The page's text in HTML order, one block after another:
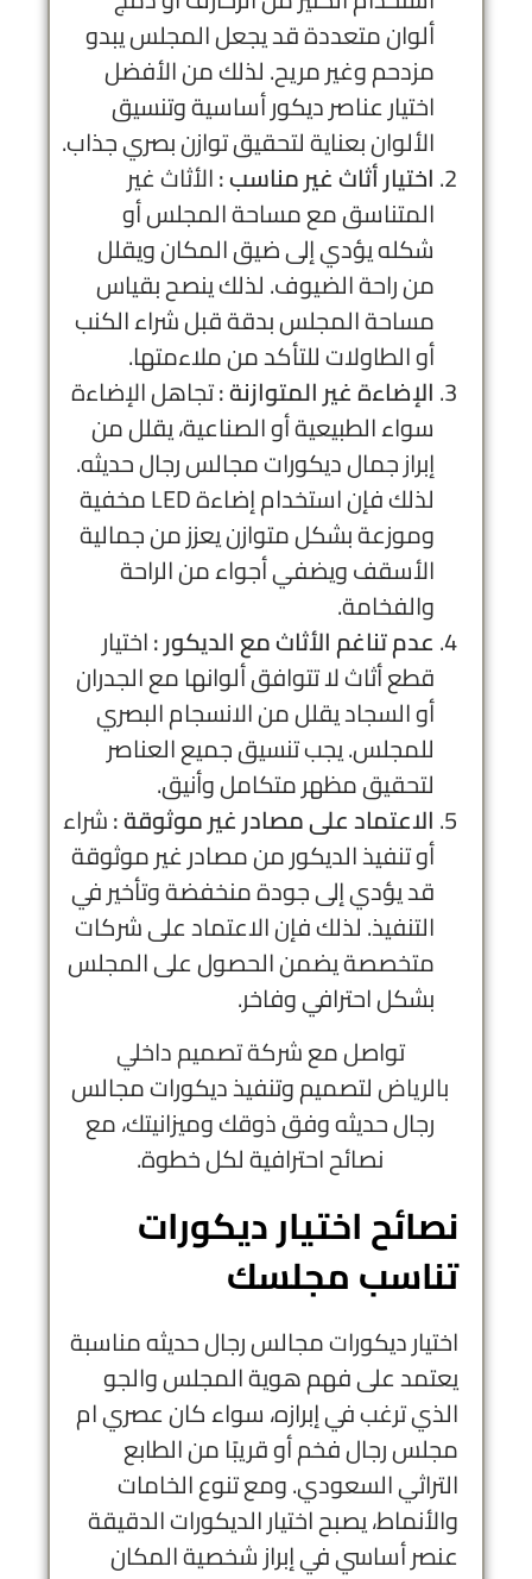
ألوان متعددة قد يجعل المجلس يبدو
مزدحم وغير مريح. لذلك من الأفضل
اختيار عناصر ديكور أساسية وتنسيق
الألوان بعناية لتحقيق توازن بصري جذاب.
اختيار أثاث غير مناسب :الأثاث غير
المتناسق مع مساحة المجلس أو
شكله يؤدي إلى ضيق المكان ويقلل
من راحة الضيوف. لذلك ينصح بقياس
مساحة المجلس بدقة قبل شراء الكنب
أو الطاولات للتأكد من ملاءمتها.
الإضاءة غير المتوازنة :تجاهل الإضاءة
سواء الطبيعية أو الصناعية، يقلل من
إبراز جمال ديكورات مجالس رجال حديثه.
لذلك فإن استخدام إضاءة LED مخفية
وموزعة بشكل متوازن يعزز من جمالية
الأسقف ويضفي أجواء من الراحة
والفخامة.
عدم تناغم الأثاث مع الديكور :اختيار
قطع أثاث لا تتوافق ألوانها مع الجدران
أو السجاد يقلل من الانسجام البصري
للمجلس. يجب تنسيق جميع العناصر
لتحقيق مظهر متكامل وأنيق.
الاعتماد على مصادر غير موثوقة :شراء
أو تنفيذ الديكور من مصادر غير موثوقة
قد يؤدي إلى جودة منخفضة وتأخير في
التنفيذ. لذلك فإن الاعتماد على شركات
متخصصة يضمن الحصول على المجلس
بشكل احترافي وفاخر.
تواصل معشركة تصميم داخلي
بالرياضلتصميم وتنفيذ ديكورات مجالس
رجال حديثه وفق ذوقك وميزانيتك، مع
نصائح احترافية لكل خطوة.
نصائح اختيار ديكورات
تناسب مجلسك
اختيار ديكورات مجالس رجال حديثه مناسبة
يعتمد على فهم هوية المجلس والجو
الذي ترغب في إبرازه، سواء كان عصري ام
مجلس رجال فخم أو قريبًا من الطابع
التراثي السعودي. ومع تنوع الخامات
والأنماط، يصبح اختيار الديكورات الدقيقة
عنصر أساسي في إبراز شخصية المكان